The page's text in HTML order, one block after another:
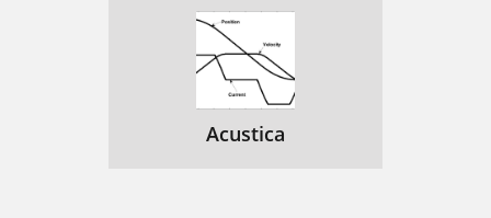
Acustica